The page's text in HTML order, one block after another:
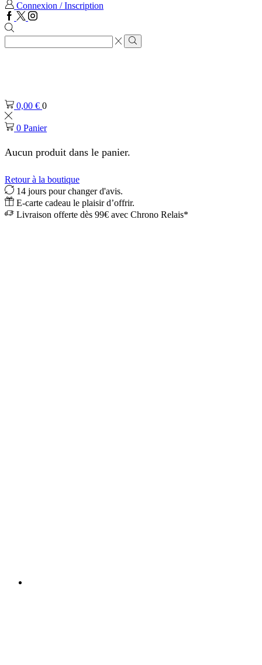
Connexion / Inscription
Facebook
TwitterInstagram
Zone
de
Rechercher
0,00 € 0
0 Panier
Aucun produit dans le panier.
Retour à la boutique
14 jours pour changer d'avis.
E-carte cadeau le plaisir d’offrir.
Livraison offerte dès 99€ avec Chrono Relais*